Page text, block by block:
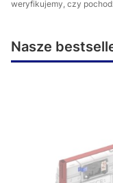
weryfikujemy, czy
Nasze